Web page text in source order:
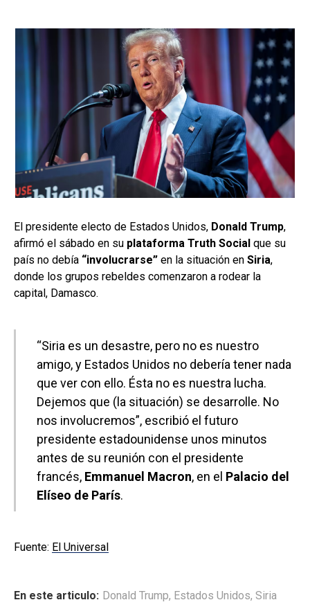
El presidente electo de Estados Unidos, Donald Trump,
afirmó el sábado en su plataforma Truth Social que su
país no debía “involucrarse” en la situación en Siria,
donde los grupos rebeldes comenzaron a rodear la
capital, Damasco.
“Siria es un desastre, pero no es nuestro
amigo, y Estados Unidos no debería tener nada
que ver con ello. Ésta no es nuestra lucha.
Dejemos que (la situación) se desarrolle. No
nos involucremos”, escribió el futuro
presidente estadounidense unos minutos
antes de su reunión con el presidente
francés, Emmanuel Macron, en el Palacio del
Elíseo de París.
Fuente: El Universal
En este articulo: Donald Trump, Estados Unidos, Siria